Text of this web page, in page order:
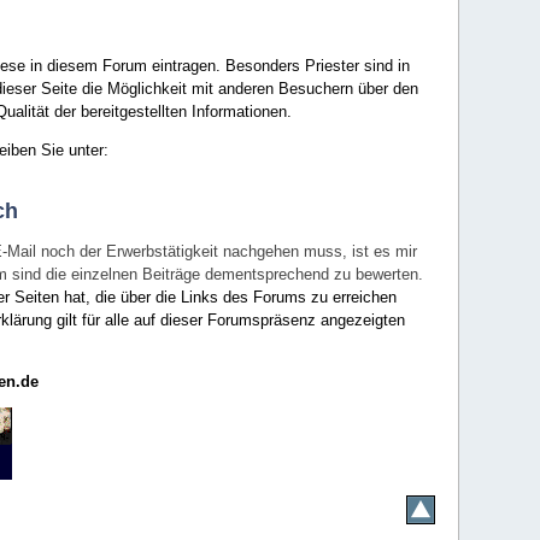
in diesem Forum eintragen. Besonders Priester sind in
Seite die Möglichkeit mit anderen Besuchern über den
der bereitgestellten Informationen.
Sie unter:
noch der Erwerbstätigkeit nachgehen muss, ist es mir
die einzelnen Beiträge dementsprechend zu bewerten.
Seiten hat, die über die Links des Forums zu erreichen
gilt für alle auf dieser Forumspräsenz angezeigten